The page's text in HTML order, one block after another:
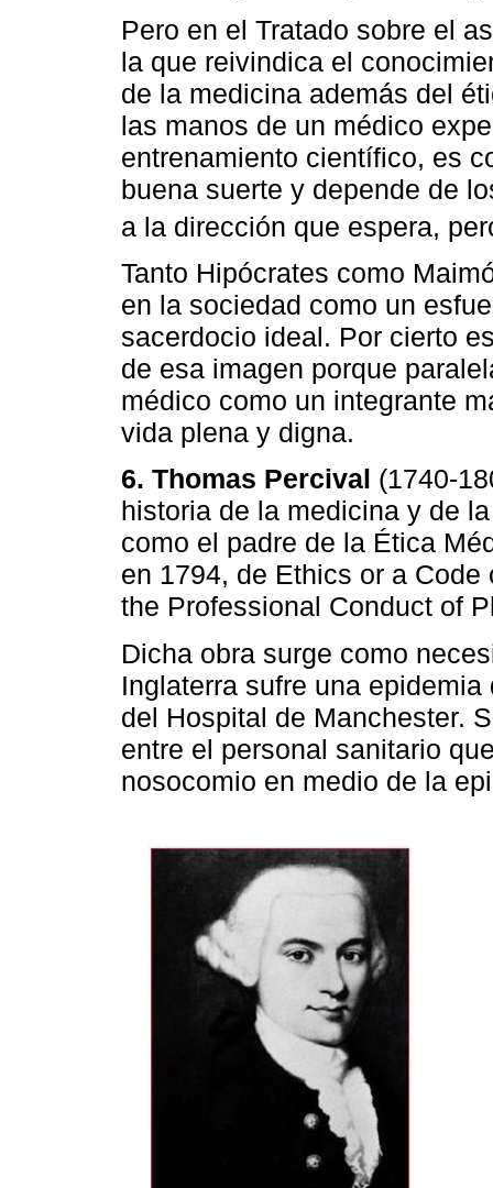
Pero en el Tratado sobre el
la que reivindica el
de la medicina además del
las manos de un médico
entrenamiento científico, es
buena suerte y depende de
a la dirección que espera,
Tanto Hipócrates como
en la sociedad como un
sacerdocio ideal. Por cierto
de esa imagen porque
médico como un integrante
vida plena y digna.
6. Thomas Percival (1740-
historia de la medicina y de
como el padre de la Ética
en 1794, de Ethics or a
the Professional Conduct of
Dicha obra surge como
Inglaterra sufre una
del Hospital de Manchester.
entre el personal sanitario
nosocomio en medio de la